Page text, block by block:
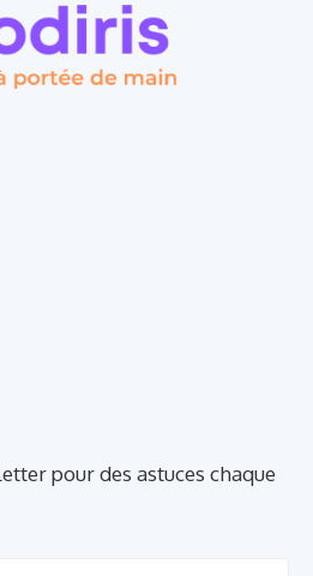
pour des astuces chaque